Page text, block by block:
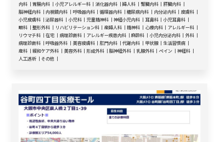
内科 胃腸内科 小児アレルギー科 消化器内科 婦人科 腎臓内科
肝臓内科
脳神経内科
内視鏡内科 呼吸器内科 循環器内科 糖尿病内科 内分泌内科
皮膚科
小児皮膚科
泌尿器科 小児科 児童精神科 神経小児内科 耳鼻科
小児耳鼻科
眼科
整形外科 リハビリテーション科 産婦人科 精神科 心療内科
アレルギー科
リウマチ科
在宅 病理診断科 アレルギー疾患内科 麻酔科 小児内分泌内科
外科
病理診断科
呼吸器外科 美容皮膚科 肛門内科 代謝内科 甲状腺
生活習慣病
産科
緩和ケア外科 美容外科 形成外科 脳神経外科 乳腺外科 ペイン
神経科
人工透析
その他